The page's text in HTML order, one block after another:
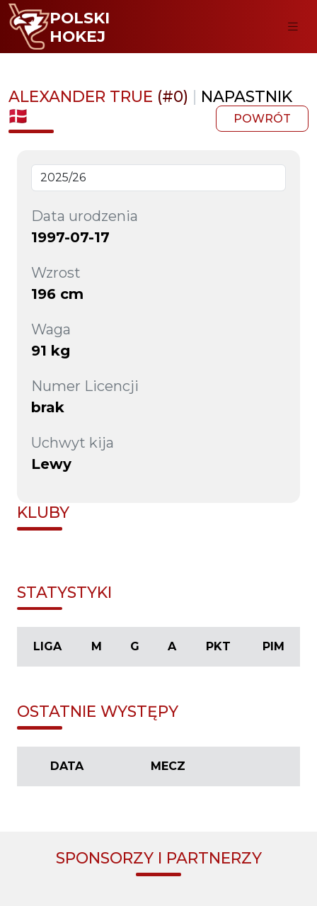
POLSKI
HOKEJ
ALEXANDER TRUE (#0) | NAPASTNIK
POWRÓT
Data urodzenia
1997-07-17
Wzrost
196 cm
Waga
91 kg
Numer Licencji
brak
Uchwyt kija
Lewy
KLUBY
STATYSTYKI
LIGA M G A PKT PIM
OSTATNIE WYSTĘPY
DATA MECZ
SPONSORZY I PARTNERZY